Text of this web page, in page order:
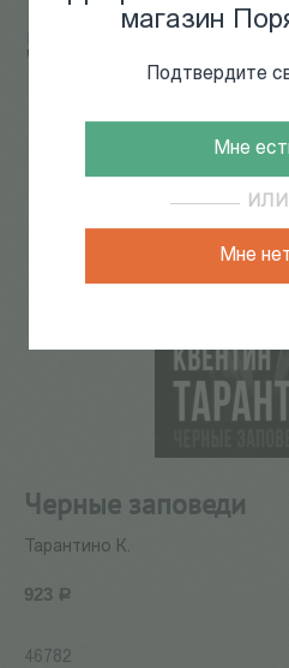
магазин
Подтвердите
Мне
ИЛИ
Мне
Черные заповеди
Черные заповеди
Тарантино К.
923 Р
46782